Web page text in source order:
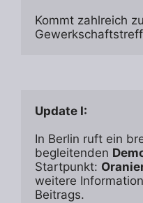
Kommt zahlreich
Update I:
In Berlin ruft ein
begleitenden
Startpunkt:
weitere
Beitrags.